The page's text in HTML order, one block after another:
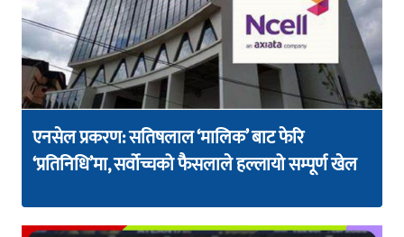
एनसेल प्रकरण: सतिषलाल ‘मालिक’ बाट फेरि
‘प्रतिनिधि’मा, सर्वोच्चको फैसलाले हल्लायो सम्पूर्ण खेल